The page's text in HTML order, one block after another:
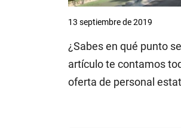
13 septiembre de 2019
¿Sabes en qué punto
artículo te contamos
oferta de personal